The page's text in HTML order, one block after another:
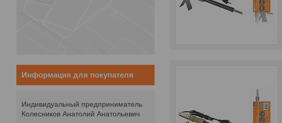
Информация для покупателя
Индивидуальный предприниматель
Колесников Анатолий Анатольевич